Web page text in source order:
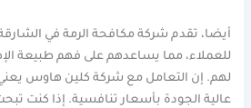
أيضا، تقدم شركة مكافحة الرمة في
للعملاء، مما يساعدهم على فهم طبيعة
لهم. إن التعامل مع شركة كلين هاوس
عالية الجودة بأسعار تنافسية. إذا كنت